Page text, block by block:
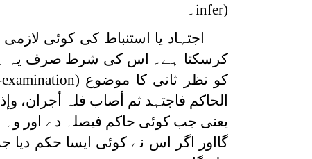
infer)۔
اجتہاد یا استنباط کی کوئی
کرسکتا ہے۔ اس کی شرط صرف یہ ہے
کو نظر ثانی کا موضوع
الحاکم فاجتہد ثم أصاب فلہ أجران،
یعنی جب کوئی حاکم فیصلہ دے اور
گااور اگر اس نے کوئی ایسا حکم